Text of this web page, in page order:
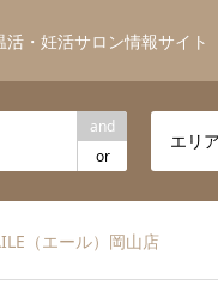
活・妊活サロン情報サイト
and
or
エリ
（エール）岡山店